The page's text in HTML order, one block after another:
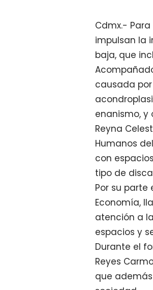
Cdmx.-
impulsan la
baja, que
causada
enanismo,
Reyna
Humanos
con
tipo de
Por su parte
Economía,
atención a
espacios y
Durante el
Reyes
que